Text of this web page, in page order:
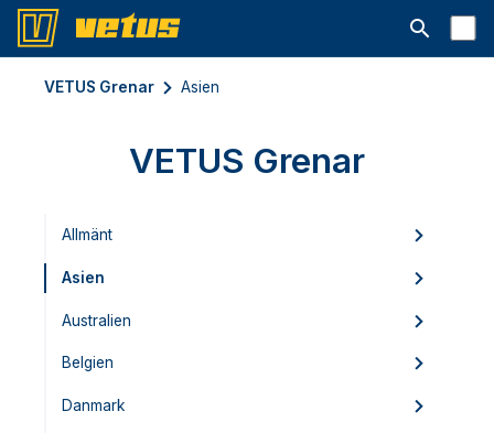
Open
VETUS Grenar Asien
VETUS Grenar
Allmänt
Asien
Australien
Belgien
Danmark